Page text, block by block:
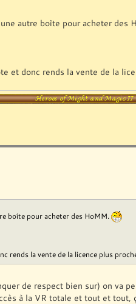
autre boîte pour acheter des
et donc rends la vente de la
boîte pour acheter des HoMM.
rends la vente de la licence plus
de respect bien sur) on va
à la VR totale et tout et tout,